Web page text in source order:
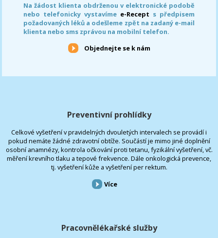
Na žádost klienta obdrženou v elektronické podobě
nebo telefonicky vystavíme e-Recept s předpisem
požadovaných léků a odešleme zpět na zadaný e-mail
klienta nebo sms zprávou na mobilní telefon.
Objednejte se k nám
Preventivní prohlídky
Celkové vyšetření v pravidelných dvouletých intervalech se provádí i
pokud nemáte žádné zdravotní obtíže. Součástí je mimo jiné doplnění
osobní anamnézy, kontrola očkování proti tetanu, fyzikální vyšetření, vč.
měření krevního tlaku a tepové frekvence. Dále onkologická prevence,
tj. vyšetření kůže a vyšetření per rektum.
Více
Pracovnělékařské služby